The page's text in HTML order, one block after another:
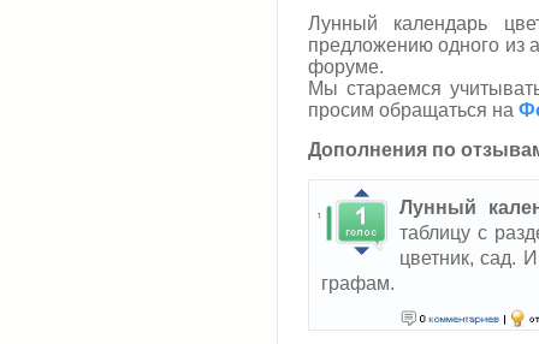
Лунный календарь
предложению одного из
форуме.
Мы стараемся
просим обращаться на
Дополнения по
Лунный
таблицу с
цветник, сад.
графам.